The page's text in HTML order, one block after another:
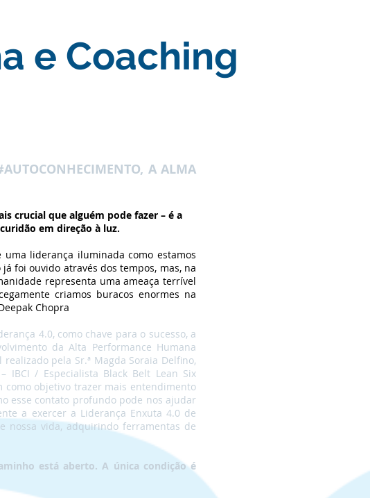
e Coaching
A ALMA
crucial que alguém pode fazer – é a
em direção à luz.
uma liderança iluminada como estamos
foi ouvido através dos tempos, mas, na
representa uma ameaça terrível
criamos buracos enormes na
Chopra
4.0, como chave para o sucesso, a
da Alta Performance Humana
pela Sr.ª Magda Soraia Delfino,
IBCI / Especialista Black Belt Lean Six
como objetivo trazer mais entendimento
esse contato profundo pode nos ajudar
a exercer a Liderança Enxuta 4.0 de
nossa vida, adquirindo ferramentas de
está aberto. A única condição é